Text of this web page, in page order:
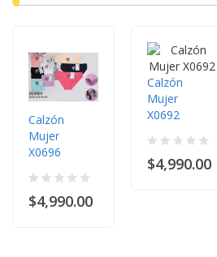
Calzón
Mujer
X0696
$4,990.00
Calzón
Mujer
X0692
$4,990.00